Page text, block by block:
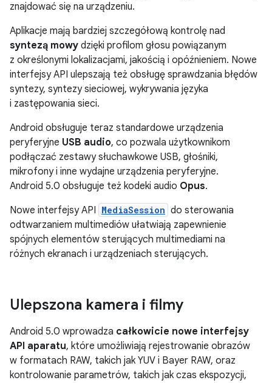
znajdować się na urządzeniu.
Aplikacje mają bardziej szczegółową kontrolę nad
syntezą mowy dzięki profilom głosu powiązanym
z określonymi lokalizacjami, jakością i opóźnieniem. Nowe
interfejsy API ulepszają też obsługę sprawdzania błędów
syntezy, syntezy sieciowej, wykrywania języka
i zastępowania sieci.
Android obsługuje teraz standardowe urządzenia
peryferyjne USB audio, co pozwala użytkownikom
podłączać zestawy słuchawkowe USB, głośniki,
mikrofony i inne wydajne urządzenia peryferyjne.
Android 5.0 obsługuje też kodeki audio Opus.
Nowe interfejsy API MediaSession do sterowania
odtwarzaniem multimediów ułatwiają zapewnienie
spójnych elementów sterujących multimediami na
różnych ekranach i urządzeniach sterujących.
Ulepszona kamera i filmy
Android 5.0 wprowadza całkowicie nowe interfejsy
API aparatu, które umożliwiają rejestrowanie obrazów
w formatach RAW, takich jak YUV i Bayer RAW, oraz
kontrolowanie parametrów, takich jak czas ekspozycji,